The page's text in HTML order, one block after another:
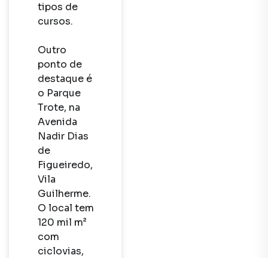
tipos de
cursos.
Outro
ponto de
destaque é
o Parque
Trote, na
Avenida
Nadir Dias
de
Figueiredo,
Vila
Guilherme.
O local tem
120 mil m²
com
ciclovias,